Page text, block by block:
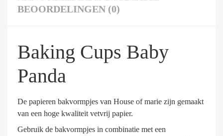
BEOORDELINGEN (0)
Baking Cups Baby
Panda
De papieren bakvormpjes van House of marie zijn gemaakt
van een hoge kwaliteit vetvrij papier.
Gebruik de bakvormpjes in combinatie met een